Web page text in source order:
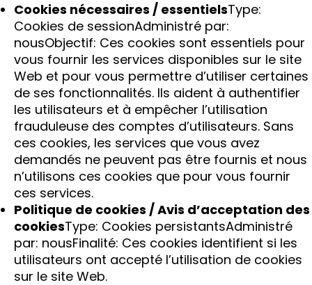
Cookies nécessaires / essentielsType:
Cookies de sessionAdministré par:
nousObjectif: Ces cookies sont essentiels pour
vous fournir les services disponibles sur le site
Web et pour vous permettre d’utiliser certaines
de ses fonctionnalités. Ils aident à authentifier
les utilisateurs et à empêcher l’utilisation
frauduleuse des comptes d’utilisateurs. Sans
ces cookies, les services que vous avez
demandés ne peuvent pas être fournis et nous
n’utilisons ces cookies que pour vous fournir
ces services.
Politique de cookies / Avis d’acceptation des
cookiesType: Cookies persistantsAdministré
par: nousFinalité: Ces cookies identifient si les
utilisateurs ont accepté l’utilisation de cookies
sur le site Web.